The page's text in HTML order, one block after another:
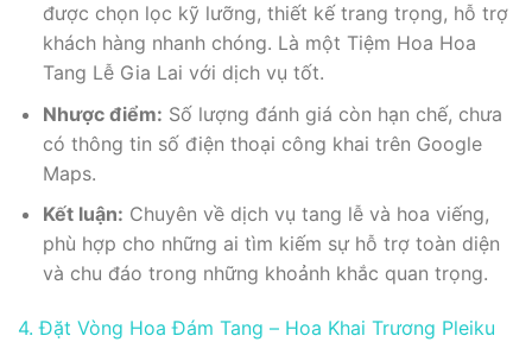
được chọn lọc kỹ lưỡng, thiết kế trang trọng, hỗ trợ
khách hàng nhanh chóng. Là một Tiệm Hoa Hoa
Tang Lễ Gia Lai với dịch vụ tốt.
Nhược điểm: Số lượng đánh giá còn hạn chế, chưa
có thông tin số điện thoại công khai trên Google
Maps.
Kết luận: Chuyên về dịch vụ tang lễ và hoa viếng,
phù hợp cho những ai tìm kiếm sự hỗ trợ toàn diện
và chu đáo trong những khoảnh khắc quan trọng.
4. Đặt Vòng Hoa Đám Tang – Hoa Khai Trương Pleiku